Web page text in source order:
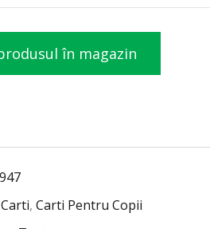
în magazin
Carti,Carti Pentru Copii